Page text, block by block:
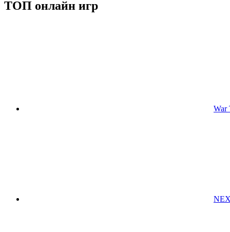
ТОП онлайн игр
War